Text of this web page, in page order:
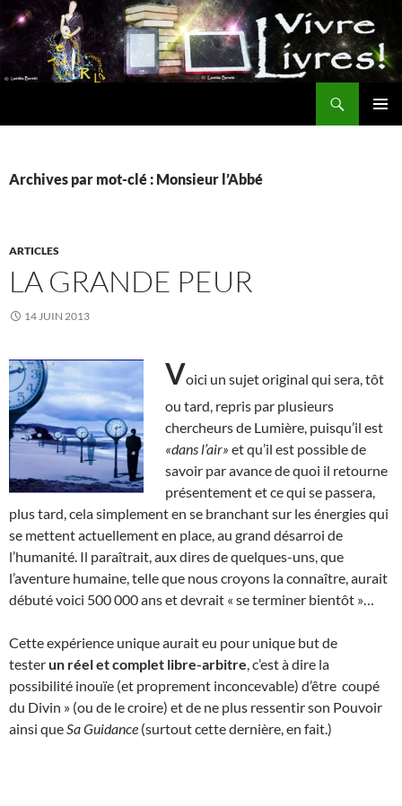
Aller
au
contenu
Archives par mot-clé : Monsieur l’Abbé
ARTICLES
LA GRANDE PEUR
14 JUIN 2013
Voici un sujet original qui sera, tôt
ou tard, repris par plusieurs
chercheurs de Lumière, puisqu’il est
«dans l’air» et qu’il est possible de
savoir par avance de quoi il retourne
présentement et ce qui se passera,
plus tard, cela simplement en se branchant sur les énergies qui
se mettent actuellement en place, au grand désarroi de
l’humanité. Il paraîtrait, aux dires de quelques-uns, que
l’aventure humaine, telle que nous croyons la connaître, aurait
débuté voici 500 000 ans et devrait « se terminer bientôt »…
Cette expérience unique aurait eu pour unique but de
testerun réel et complet libre-arbitre , c’est à dire la
possibilité inouïe (et proprement inconcevable) d’être coupé
du Divin » (ou de le croire) et de ne plus ressentir son Pouvoir
ainsi que Sa Guidance (surtout cette dernière, en fait.)